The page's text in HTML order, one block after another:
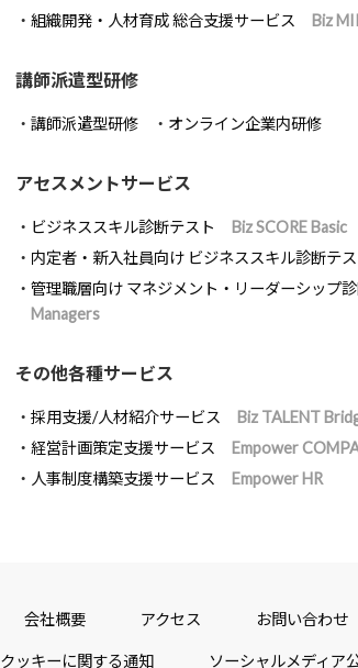
組織開発・人材育成 総合支援サービス
Biz
講師派遣型研修
講師派遣型研修 オンライン企業内研修
アセスメントサービス
ビジネススキル診断テスト
Biz SCORE Basic
内定者・新入社員向け ビジネススキル診断テス
管理職層向け マネジメント・リーダーシップ
Managers
その他各種サービス
採用支援/人材紹介サービス
Biz TALENT
経営計画策定支援サービス
Empower
人事制度構築支援サービス
Empower HR
会社概要 アクセス お問い合わせ
クッキーに関する通知 ソーシャルメディア